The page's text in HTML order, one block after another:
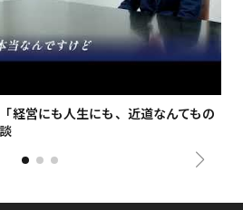
経営にも人生にも、近道なんてもの